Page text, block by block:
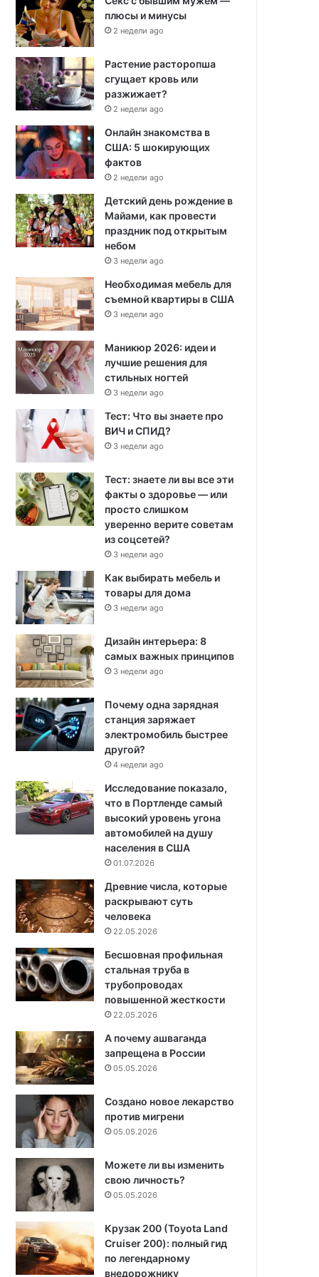
плюсы и минусы
2 недели ago
Растение расторопша
сгущает кровь или
разжижает?
2 недели ago
Онлайн знакомства в
США: 5 шокирующих
фактов
2 недели ago
Детский день рождение в
Майами, как провести
праздник под открытым
небом
3 недели ago
Необходимая мебель для
съемной квартиры в США
3 недели ago
Маникюр 2026: идеи и
лучшие решения для
стильных ногтей
3 недели ago
Тест: Что вы знаете про
ВИЧ и СПИД?
3 недели ago
Тест: знаете ли вы все эти
факты о здоровье — или
просто слишком
уверенно верите советам
из соцсетей?
3 недели ago
Как выбирать мебель и
товары для дома
3 недели ago
Дизайн интерьера: 8
самых важных принципов
3 недели ago
Почему одна зарядная
станция заряжает
электромобиль быстрее
другой?
4 недели ago
Исследование показало,
что в Портленде самый
высокий уровень угона
автомобилей на душу
населения в США
01.07.2026
Древние числа, которые
раскрывают суть
человека
22.05.2026
Бесшовная профильная
стальная труба в
трубопроводах
повышенной жесткости
22.05.2026
А почему ашваганда
запрещена в России
05.05.2026
Создано новое лекарство
против мигрени
05.05.2026
Можете ли вы изменить
свою личность?
05.05.2026
Крузак 200 (Toyota Land
Cruiser 200): полный гид
по легендарному
внедорожнику